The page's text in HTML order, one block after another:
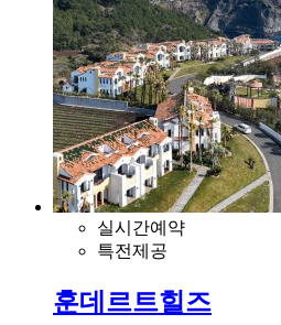
실시간예약
특전제공
훈데르트힐즈